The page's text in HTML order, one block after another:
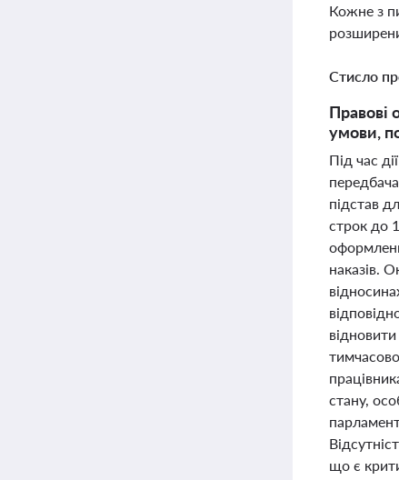
Кожне з
Стисло
Правові
умови,
Під час
підстав
строк до
наказів.
стану,
що є